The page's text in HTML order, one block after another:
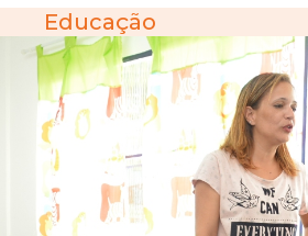
Educação